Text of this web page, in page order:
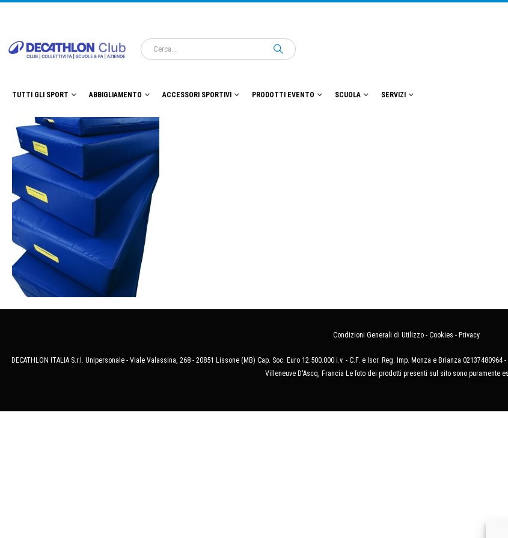
TUTTI GLI SPORT ABBIGLIAMENTO ACCESSORI SPORTIVI PRODOTTI EVENTO SCUOLA SERVIZI
Condizioni Generali di Utilizzo - Cookies - Privacy
DECATHLON ITALIA S.r.l. Unipersonale - Viale Valassina, 268 - 20851 Lissone (MB) Cap. Soc. Euro 12.500.000 i.v. - C.F. e Iscr. Reg. Imp. Monza e Brianza 02137480964
Villeneuve D'Ascq, Francia Le foto dei prodotti presenti sul sito sono puramente